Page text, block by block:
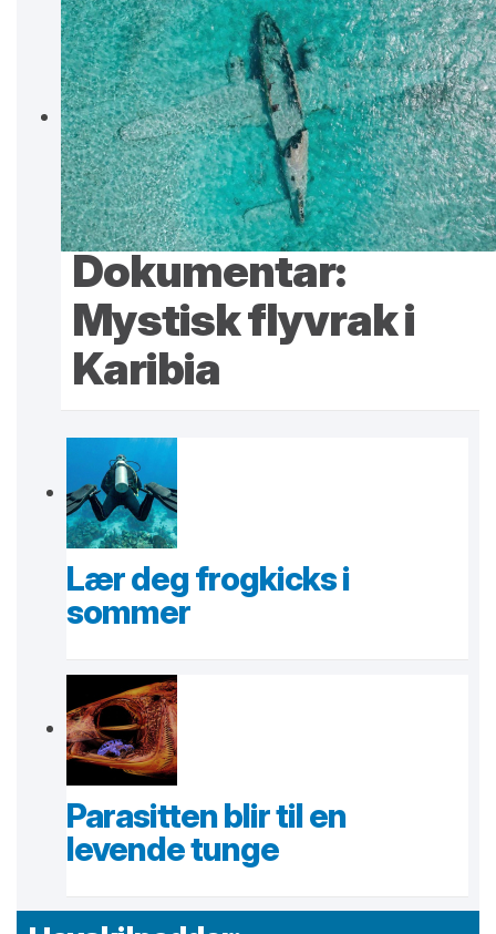
Dokumentar:
Mystisk flyvrak i
Karibia
Lær deg frogkicks i
sommer
Parasitten blir til en
levende tunge